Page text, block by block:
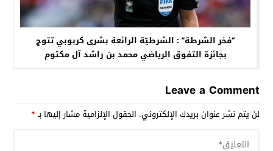
“فخر الشرطة” : الشرطيّة الرائعة بشرى كربوبي تتوج
بجائزة التفوق الرياضي محمد بن راشد آل مكتوم
Leave a Comment
لن يتم نشر عنوان بريدك الإلكتروني. الحقول الإلزامية مشار إليها بـ*